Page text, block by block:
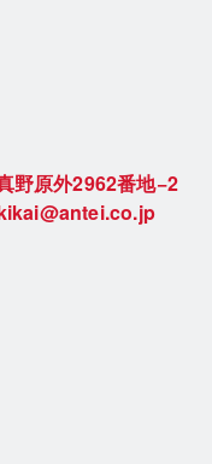
野原外2962番地−2